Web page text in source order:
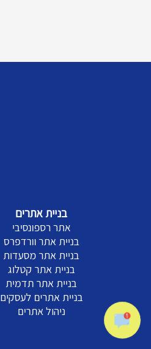
בניית אתרים
אתר רספונסיבי
בניית אתר וורדפרס
בניית אתר מסעדות
בניית אתר קטלוג
בניית אתר תדמית
בניית אתרים לעסקים
ניהול אתרים